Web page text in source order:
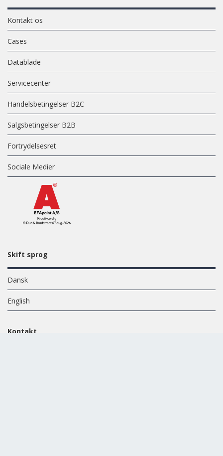
Kontakt os
Cases
Datablade
Servicecenter
Handelsbetingelser B2C
Salgsbetingelser B2B
Fortrydelsesret
Sociale Medier
Skift sprog
Dansk
English
Kontakt